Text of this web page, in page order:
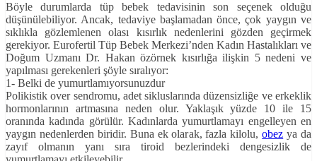
Böyle durumlarda tüp bebek tedavisinin son seçenek olduğu
düşünülebiliyor. Ancak, tedaviye başlamadan önce, çok yaygın ve
sıklıkla gözlemlenen olası kısırlık nedenlerini gözden geçirmek
gerekiyor. Eurofertil Tüp Bebek Merkezi’nden Kadın Hastalıkları ve
Doğum Uzmanı Dr. Hakan özörnek kısırlığa ilişkin 5 nedeni ve
yapılması gerekenleri şöyle sıralıyor:
1- Belki de yumurtlamıyorsunuzdur
Polikistik over sendromu, adet sikluslarında düzensizliğe ve erkeklik
hormonlarının artmasına neden olur. Yaklaşık yüzde 10 ile 15
oranında kadında görülür. Kadınlarda yumurtlamayı engelleyen en
yaygın nedenlerden biridir. Buna ek olarak, fazla kilolu,obez ya da
zayıf olmanın yanı sıra tiroid bezlerindeki dengesizlik de